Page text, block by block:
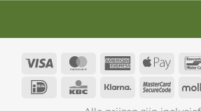
Visa MasterCardAmericanApple
IDeal
KBC Klarna